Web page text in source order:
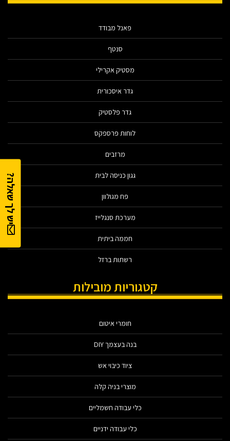
יש לך שאלה?
פאנל מבודד
סנטף
מסטיק אקרילי
גדר איסכורית
גדר פלסטיק
לוחות פרספקס
מרזבים
גגון כניסה לבית
פח מגולוון
מערכת סנגלייז
חממה ביתית
רשתות ברזל
קטגוריות מובילות
חומרי איטום
בנה בעצמך DIY
ציוד כיבוי אש
מוצרי בניה קלה
כלי עבודה חשמליים
כלי עבודה ידניים